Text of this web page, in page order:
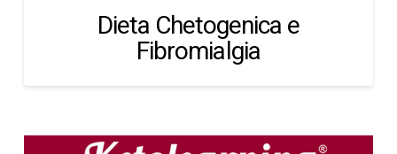
Dieta Chetogenica e
Fibromialgia